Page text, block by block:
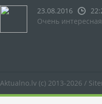
23.08.2016
Очень
Aktualno.lv (c) 2013-2026 /